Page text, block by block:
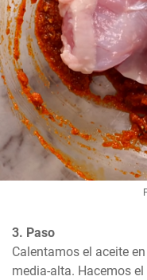
3. Paso
Calentamos el aceite
media-alta. Hacemos